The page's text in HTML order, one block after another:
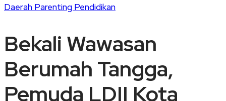
Daerah Parenting Pendidikan
Bekali Wawasan
Berumah Tangga,
Pemuda LDII Kota